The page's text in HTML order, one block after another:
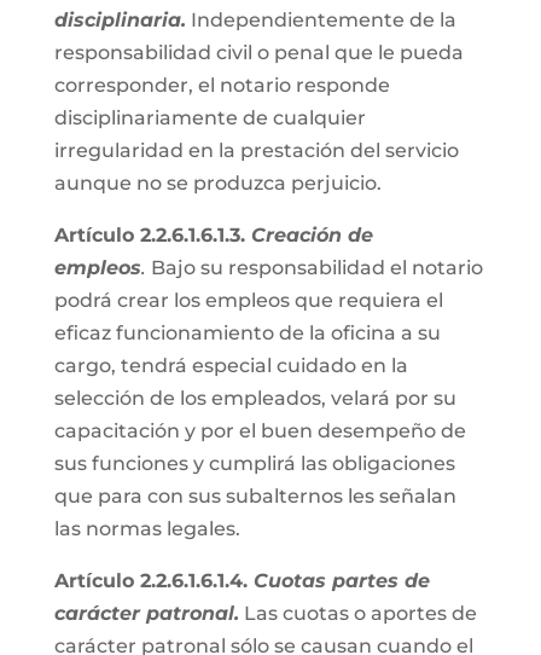
disciplinaria. Independientemente de la
responsabilidad civil o penal que le pueda
corresponder, el notario responde
disciplinariamente de cualquier
irregularidad en la prestación del servicio
aunque no se produzca perjuicio.
Artículo 2.2.6.1.6.1.3. Creación de
empleos. Bajo su responsabilidad el notario
podrá crear los empleos que requiera el
eficaz funcionamiento de la oficina a su
cargo, tendrá especial cuidado en la
selección de los empleados, velará por su
capacitación y por el buen desempeño de
sus funciones y cumplirá las obligaciones
que para con sus subalternos les señalan
las normas legales.
Artículo 2.2.6.1.6.1.4. Cuotas partes de
carácter patronal. Las cuotas o aportes de
carácter patronal sólo se causan cuando el